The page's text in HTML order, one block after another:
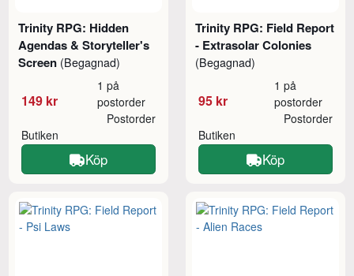
Trinity RPG: Hidden
Agendas & Storyteller's
Screen (Begagnad)
149 kr
1 på
postorder
Butiken
Postorder
Köp
Trinity RPG: Field Report
- Extrasolar Colonies
(Begagnad)
95 kr
1 på
postorder
Butiken
Postorder
Köp